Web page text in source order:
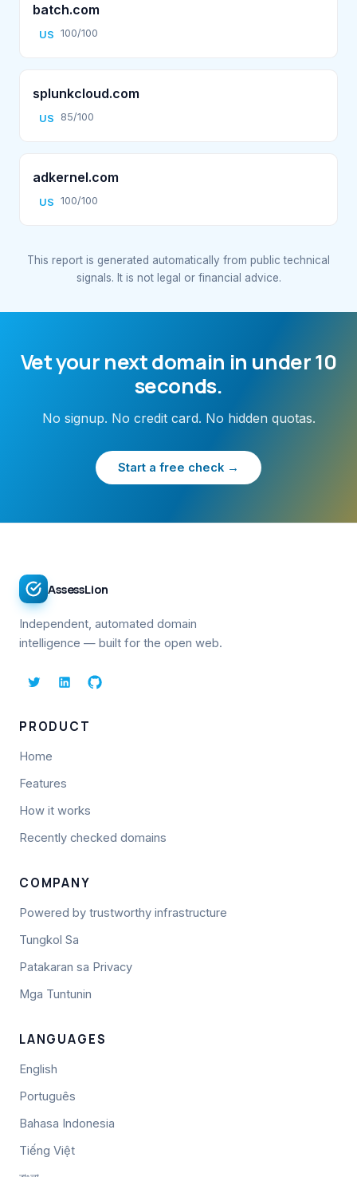
batch.com
US 100/100
splunkcloud.com
US 85/100
adkernel.com
US 100/100
This report is generated automatically from public technical
signals. It is not legal or financial advice.
Vet your next domain in under 10
seconds.
No signup. No credit card. No hidden quotas.
Start a free check →
AssessLion
Independent, automated domain
intelligence — built for the open web.
PRODUCT
Home
Features
How it works
Recently checked domains
COMPANY
Powered by trustworthy infrastructure
Tungkol Sa
Patakaran sa Privacy
Mga Tuntunin
LANGUAGES
English
Português
Bahasa Indonesia
Tiếng Việt